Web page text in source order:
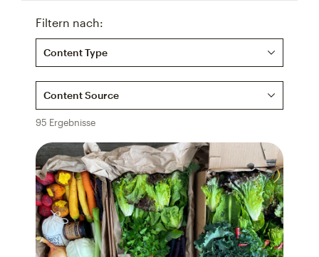
Filtern nach:
Content Type
Content Source
95 Ergebnisse